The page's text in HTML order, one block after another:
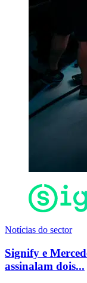
Notícias do sector
Signify e
assinalam dois...